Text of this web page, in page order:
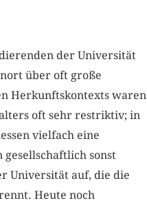
der Universität
über oft große
Herkunftskontexts waren
oft sehr restriktiv; in
vielfach eine
sonst
Universität auf, die die
Heute noch